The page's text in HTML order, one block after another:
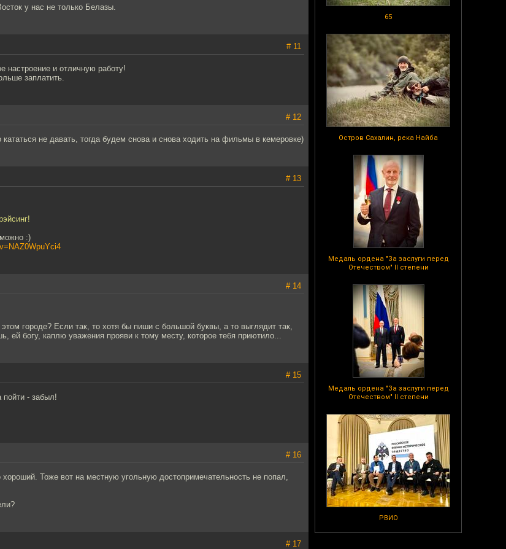
65
Остров Сахалин, река Найба
Медаль ордена "За заслуги перед
Отечеством" II степени
Медаль ордена "За заслуги перед
Отечеством" II степени
РВИО
у нас не только Белазы.
# 11
настроение и отличную работу!
заплатить.
# 12
не давать, тогда будем снова и снова ходить на фильмы в кемеровке)
# 13
:)
# 14
городе? Если так, то хотя бы пиши с большой буквы, а то выглядит так,
ей богу, каплю уважения прояви к тому месту, которое тебя приютило...
# 15
пойти - забыл!
# 16
Тоже вот на местную угольную достопримечательность не попал,
# 17